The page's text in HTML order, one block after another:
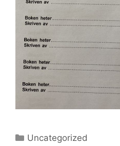
Kategorier
Uncategorized